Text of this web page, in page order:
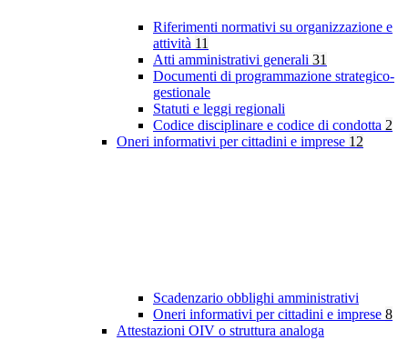
Riferimenti normativi su organizzazione e
attività 11
Atti amministrativi generali 31
Documenti di programmazione strategico-
gestionale
Statuti e leggi regionali
Codice disciplinare e codice di condotta 2
Oneri informativi per cittadini e imprese 12
Scadenzario obblighi amministrativi
Oneri informativi per cittadini e imprese 8
Attestazioni OIV o struttura analoga